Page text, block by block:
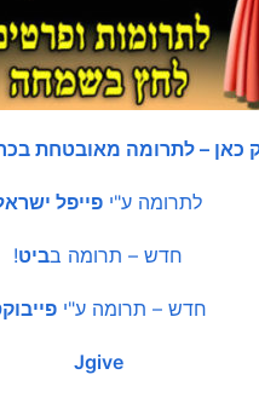
כאן – לתרומה מאובטחת
לתרומה ע"י פייפל
חדש – תרומה בביט!
חדש – תרומה ע"י
Jgive